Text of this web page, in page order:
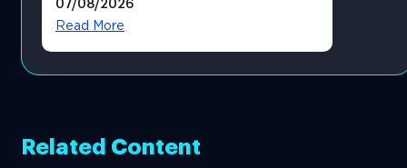
โดยตรง
Read More
Related Content